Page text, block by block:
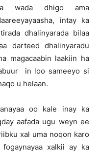
wada dhigo ama
intay ka
dhalinyarada bilaa
darteed dhalinyaradu
magacaabin laakiin ha
in loo sameeyo si
u helaan.
oo kale inay ka
aafada ugu weyn ee
xal uma noqon karo
xalkii ay ka